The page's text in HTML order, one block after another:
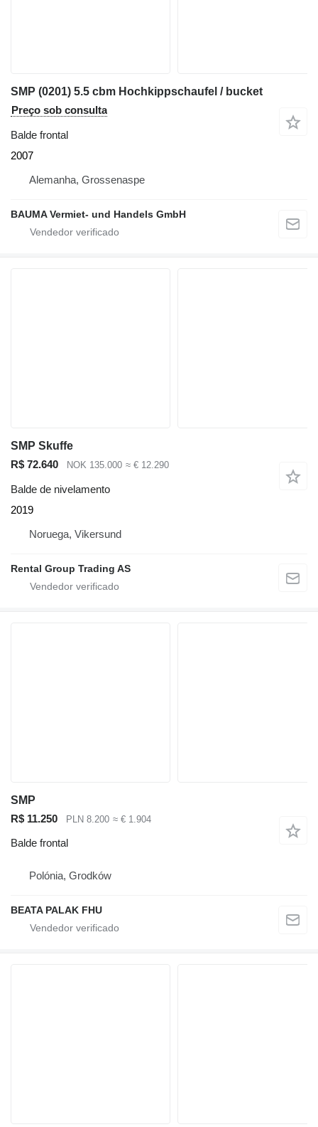
SMP (0201) 5.5 cbm Hochkippschaufel / bucket
Preço sob consulta
Balde frontal
2007
Alemanha, Grossenaspe
BAUMA Vermiet- und Handels GmbH
SMP Skuffe
R$ 72.640
NOK 135.000 ≈ € 12.290
Balde de nivelamento
2019
Noruega, Vikersund
Rental Group Trading AS
SMP
R$ 11.250
PLN 8.200 ≈ € 1.904
Balde frontal
Polónia, Grodków
BEATA PALAK FHU